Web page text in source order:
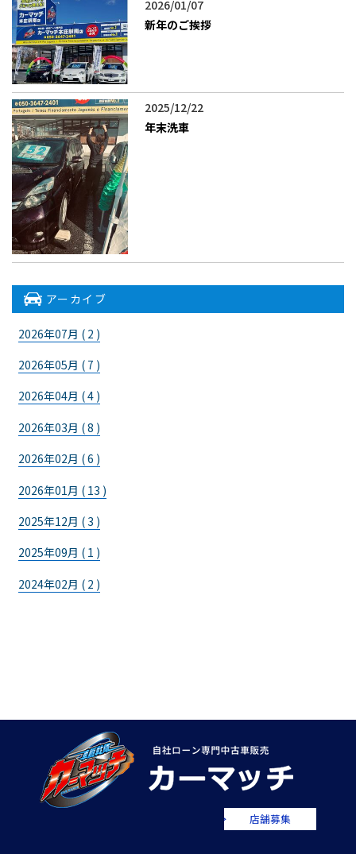
2026/01/07
新年のご挨拶
2025/12/22
年末洗車
アーカイブ
2026年07月 ( 2 )
2026年05月 ( 7 )
2026年04月 ( 4 )
2026年03月 ( 8 )
2026年02月 ( 6 )
2026年01月 ( 13 )
2025年12月 ( 3 )
2025年09月 ( 1 )
2024年02月 ( 2 )
店舗募集